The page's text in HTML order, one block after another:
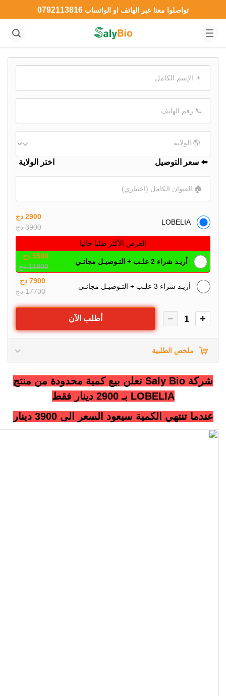
تواصلوا معنا عبر الهاتف او الواتساب 0792113816
⬅️ سعر التوصيل اختر الولاية
LOBELIA
2900 دج
3900 دج
العرض الأكثر طلبا حاليا
أريـد شراء 2 علـب + التـوصيـل مجانـي
5500 دج
11800 دج
أريـد شراء 3 علـب + التـوصيـل مجانـي
7900 دج
17700 دج
1 أطلب الآن
ملخص الطلبية
شركة Saly Bio تعلن بيع كمية محدودة من منتج
LOBELIA بـ 2900 دينار فقط
عندما تنتهي الكمية سيعود السعر الى 3900 دينار